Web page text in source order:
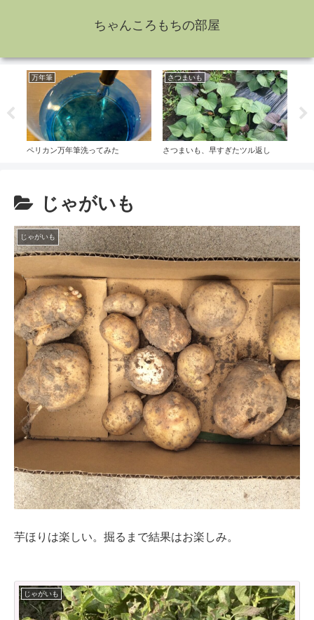
ちゃんころもちの部屋
万年筆
ペリカン万年筆洗ってみた
さつまいも
さつまいも、早すぎたツル返し
じゃがいも
じゃがいも
芋ほりは楽しい。掘るまで結果はお楽しみ。
じゃがいも